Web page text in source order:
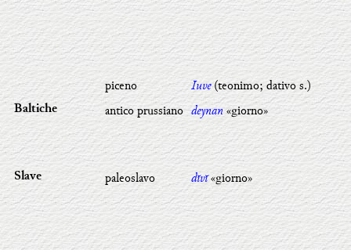
piceno Iuve(teonimo; dativo s.)
Baltiche antico prussiano deynan«giorno»
Slave paleoslavo dĭvĭ«giorno»